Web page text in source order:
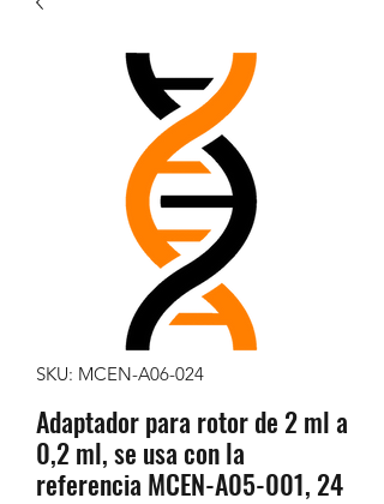
SKU: MCEN-A06-024
Adaptador para rotor de 2 ml a
0,2 ml, se usa con la
referencia MCEN-A05-001, 24